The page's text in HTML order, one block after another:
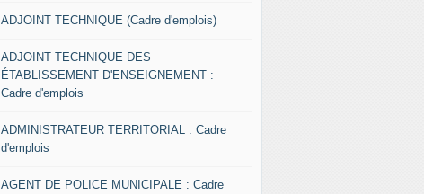
ADJOINT TECHNIQUE (Cadre d'emplois)
ADJOINT TECHNIQUE DES
ÉTABLISSEMENT D'ENSEIGNEMENT :
Cadre d'emplois
ADMINISTRATEUR TERRITORIAL : Cadre
d'emplois
AGENT DE POLICE MUNICIPALE : Cadre